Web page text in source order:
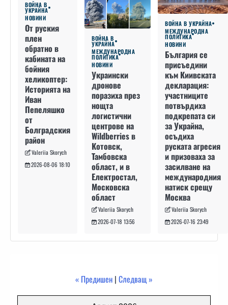
ВОЙНА В
УКРАЙНА
НОВИНИ
От руския
плен
обратно в
кабината на
бойния
хеликоптер:
Историята на
Иван
Пепеляшко
от
Болградския
район
Valeriia Skorych
2026-08-06 18:10
ВОЙНА В
УКРАЙНА
МЕЖДУНАРОДНА
ПОЛИТИКА
НОВИНИ
Украински
дронове
поразиха през
нощта
логистични
центрове на
Wildberries в
Котовск,
Тамбовска
област, и в
Електростал,
Московска
област
Valeriia Skorych
2026-07-18 13:56
ВОЙНА В УКРАЙНА
МЕЖДУНАРОДНА
ПОЛИТИКА
НОВИНИ
България се
присъедини
към Киивската
декларация:
участниците
потвърдиха
подкрепата си
за Украйна,
осъдиха
руската агресия
и призоваха за
засилване на
международния
натиск срещу
Москва
Valeriia Skorych
2026-07-16 23:49
« Предишен | Следващ »